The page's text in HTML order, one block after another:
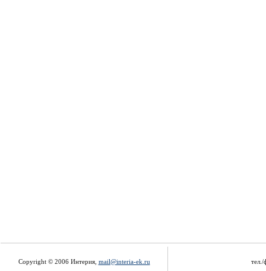
Copyright © 2006 Интерия, mail@interia-ek.ru